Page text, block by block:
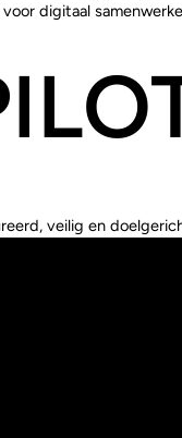
digitaal
veilig en